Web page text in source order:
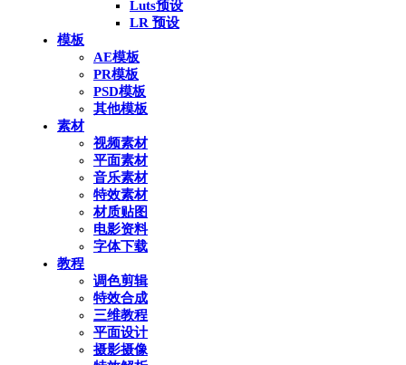
Luts预设
LR 预设
模板
AE模板
PR模板
PSD模板
其他模板
素材
视频素材
平面素材
音乐素材
特效素材
材质贴图
电影资料
字体下载
教程
调色剪辑
特效合成
三维教程
平面设计
摄影摄像